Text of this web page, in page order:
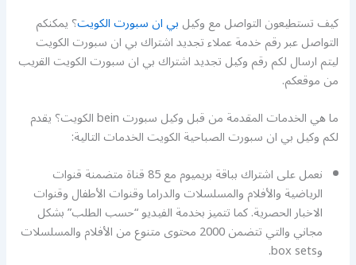
كيف تستطيعون التواصل مع وكيلبي ان سبورت الكويت؟ يمكنكم
التواصل عبر رقم خدمة عملاء تجديد اشتراك بي ان سبورت الكويت
ليتم ارسال لكم رقم وكيل تجديد اشتراك بي ان سبورت الكويت القريب
من موقعكم.
ما هي الخدمات المقدمة من قبل وكيل سبورت bein الكويت؟ يقدم
لكم وكيل بي ان سبورت الصباحية الكويت الخدمات التالية:
نعمل على اشتراك بباقة بريميوم مع 85 قناة متضمنة قنوات
الرياضية والأفلام والمسلسلات والدراما وقنوات الأطفال وقنوات
الاخبار الحصرية. كما تتميز بخدمة الفيديو “حسب الطلب” بشكل
مجاني والتي تتضمن 2000 محتوى متنوع من الأفلام والمسلسلات
وbox sets.